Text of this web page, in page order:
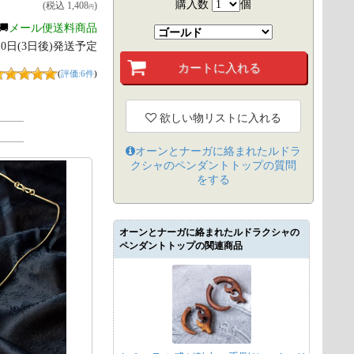
(税込 1,408円)
メール便送料商品
日(3日後)発送予定
(評価:6件)
購入数 個
欲しい物リストに入れる
オーンとナーガに絡まれたルドラ
クシャのペンダントトップの質問
をする
オーンとナーガに絡まれたルドラクシャの
ペンダントトップの関連商品